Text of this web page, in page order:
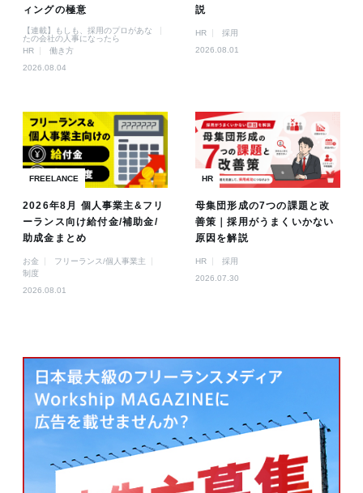
ィングの極意
【連載】もしも、採用のプロがあな
たの会社の人事になったら
HR
働き方
2026.08.04
説
HR
採用
2026.08.01
FREELANCE
2026年8月 個人事業主&フリ
ーランス向け給付金/補助金/
助成金まとめ
お金
フリーランス/個人事業主
制度
2026.08.01
HR
母集団形成の7つの課題と改
善策｜採用がうまくいかない
原因を解説
HR
採用
2026.07.30